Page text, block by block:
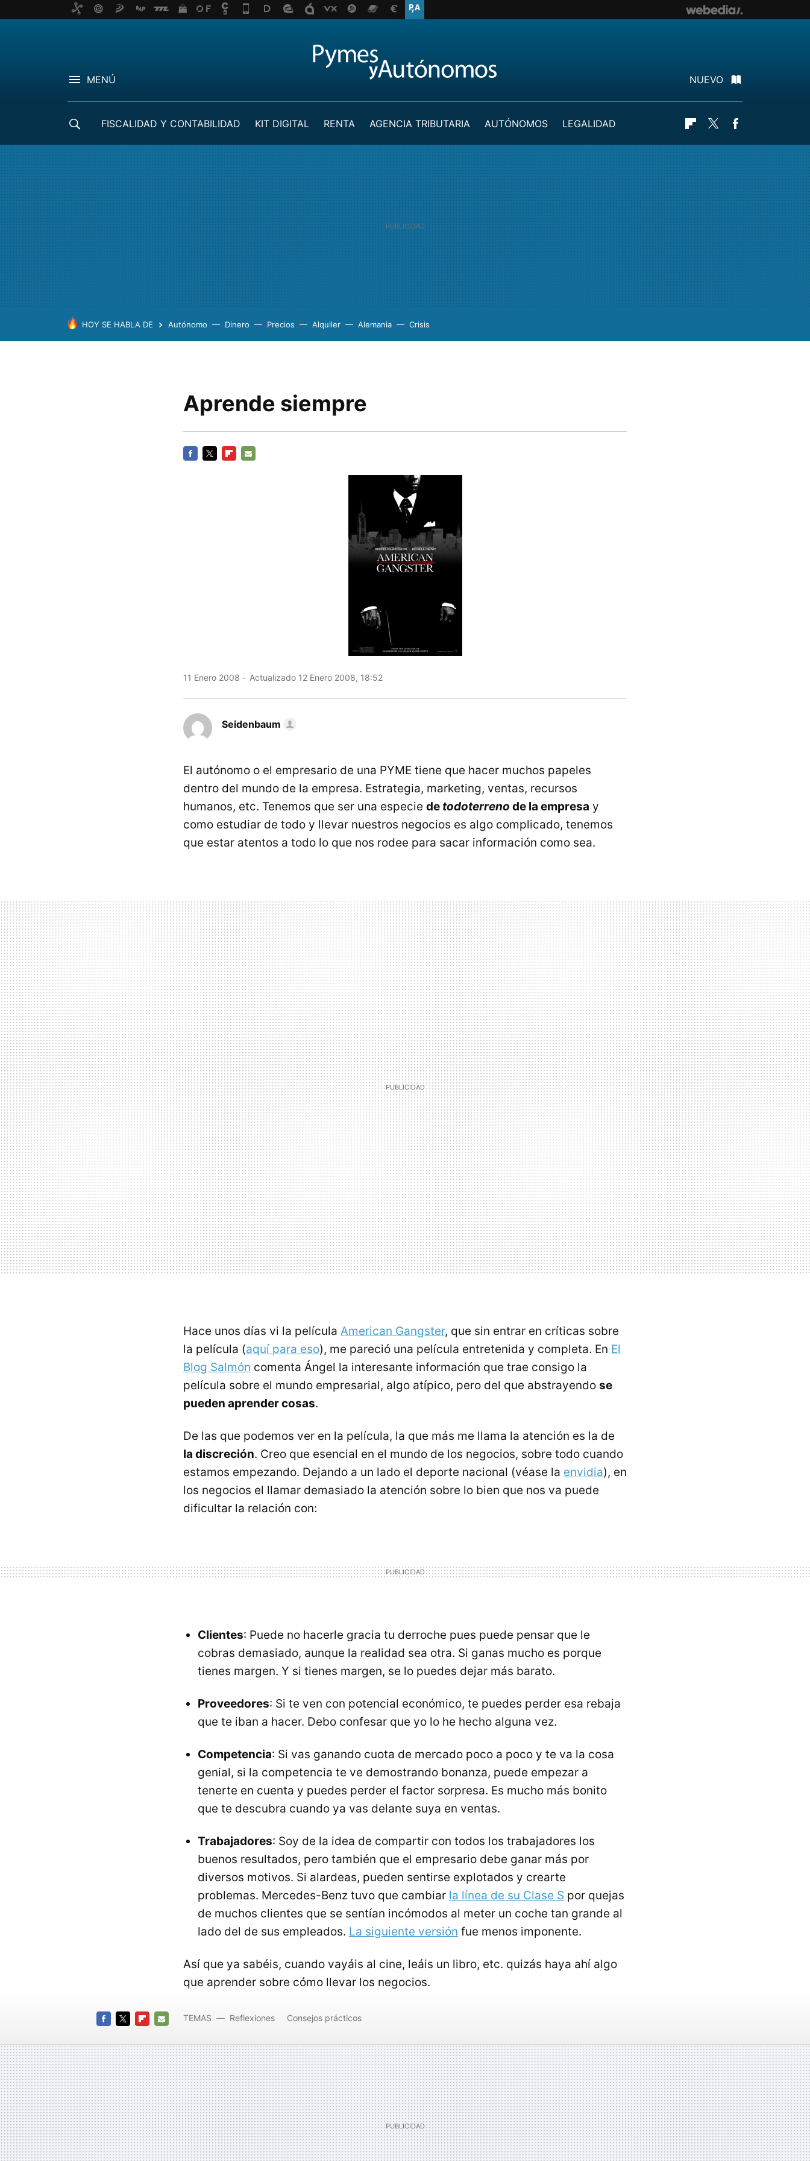
MENÚ NUEVO
FISCALIDAD Y CONTABILIDAD KIT DIGITAL RENTA AGENCIA TRIBUTARIA AUTÓNOMOS
LEGALIDAD
Flipboard
Twitter
HOY SE HABLA DE Autónomo Dinero Precios Alquiler Alemania Crisis
Aprende siempre
11 Enero 2008 Actualizado 12 Enero 2008, 18:52
Seidenbaum
El autónomo o el empresario de una PYME tiene que hacer muchos papeles
dentro del mundo de la empresa. Estrategia, marketing, ventas, recursos
humanos, etc. Tenemos que ser una especie de todoterreno de la empresa y
como estudiar de todo y llevar nuestros negocios es algo complicado, tenemos
que estar atentos a todo lo que nos rodee para sacar información como sea.
Hace unos días vi la película American Gangster, que sin entrar en críticas sobre
la película (aquí para eso), me pareció una película entretenida y completa. En El
Blog Salmón comenta Ángel la interesante información que trae consigo la
película sobre el mundo empresarial, algo atípico, pero del que abstrayendo se
pueden aprender cosas.
De las que podemos ver en la película, la que más me llama la atención es la de
la discreción. Creo que esencial en el mundo de los negocios, sobre todo cuando
estamos empezando. Dejando a un lado el deporte nacional (véase la envidia), en
los negocios el llamar demasiado la atención sobre lo bien que nos va puede
dificultar la relación con:
Clientes: Puede no hacerle gracia tu derroche pues puede pensar que le
cobras demasiado, aunque la realidad sea otra. Si ganas mucho es porque
tienes margen. Y si tienes margen, se lo puedes dejar más barato.
Proveedores: Si te ven con potencial económico, te puedes perder esa rebaja
que te iban a hacer. Debo confesar que yo lo he hecho alguna vez.
Competencia: Si vas ganando cuota de mercado poco a poco y te va la cosa
genial, si la competencia te ve demostrando bonanza, puede empezar a
tenerte en cuenta y puedes perder el factor sorpresa. Es mucho más bonito
que te descubra cuando ya vas delante suya en ventas.
Trabajadores: Soy de la idea de compartir con todos los trabajadores los
buenos resultados, pero también que el empresario debe ganar más por
diversos motivos. Si alardeas, pueden sentirse explotados y crearte
problemas. Mercedes-Benz tuvo que cambiar la línea de su Clase S por quejas
de muchos clientes que se sentían incómodos al meter un coche tan grande al
lado del de sus empleados. La siguiente versión fue menos imponente.
Así que ya sabéis, cuando vayáis al cine, leáis un libro, etc. quizás haya ahí algo
que aprender sobre cómo llevar los negocios.
MAIL
TEMAS Reflexiones Consejos prácticos